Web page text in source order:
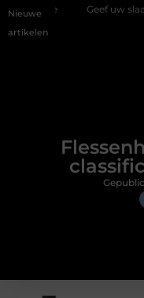
Nieuwe
artikelen
Geef uw slaapkamer een